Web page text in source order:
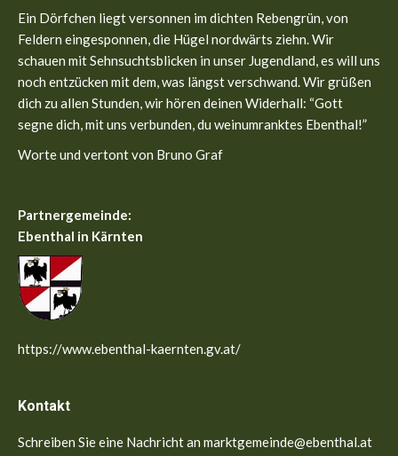
in
new
window
in
new
window
Ein Dörfchen liegt versonnen im dichten Rebengrün, von
Feldern eingesponnen, die Hügel nordwärts ziehn. Wir
schauen mit Sehnsuchtsblicken in unser Jugendland, es will uns
noch entzücken mit dem, was längst verschwand. Wir grüßen
dich zu allen Stunden, wir hören deinen Widerhall: “Gott
segne dich, mit uns verbunden, du weinumranktes Ebenthal!”
Worte und vertont von Bruno Graf
Partnergemeinde:
Ebenthal in Kärnten
https://www.ebenthal-kaernten.gv.at/
Kontakt
Schreiben Sie eine Nachricht an marktgemeinde@ebenthal.at